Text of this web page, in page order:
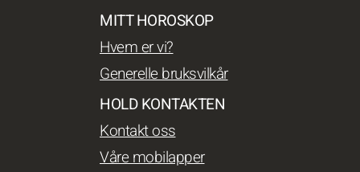
MITT HOROSKOP
Hvem er vi?
Generelle bruksvilkår
HOLD KONTAKTEN
Kontakt oss
Våre mobilapper